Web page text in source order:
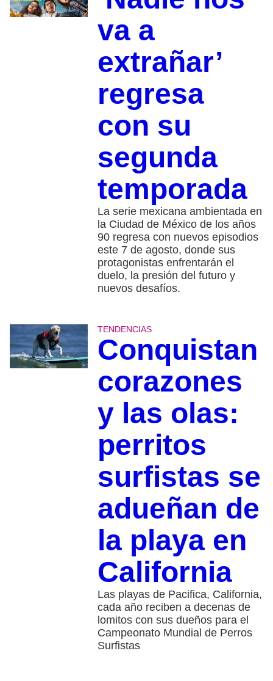
va a
extrañar’
regresa
con su
segunda
temporada
La serie mexicana ambientada en
la Ciudad de México de los años
90 regresa con nuevos episodios
este 7 de agosto, donde sus
protagonistas enfrentarán el
duelo, la presión del futuro y
nuevos desafíos.
TENDENCIAS
Conquistan
corazones
y las olas:
perritos
surfistas se
adueñan de
la playa en
California
Las playas de Pacifica, California,
cada año reciben a decenas de
lomitos con sus dueños para el
Campeonato Mundial de Perros
Surfistas